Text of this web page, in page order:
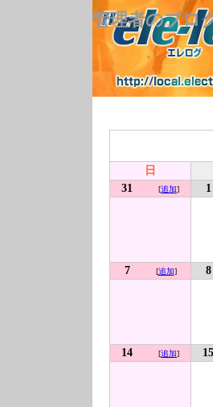
管理者のブロ
日
31
[追加] 1
7 [追加] 8
14 [追加] 15